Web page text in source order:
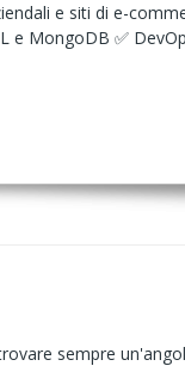
e siti di e-
MongoDB ✅
sempre